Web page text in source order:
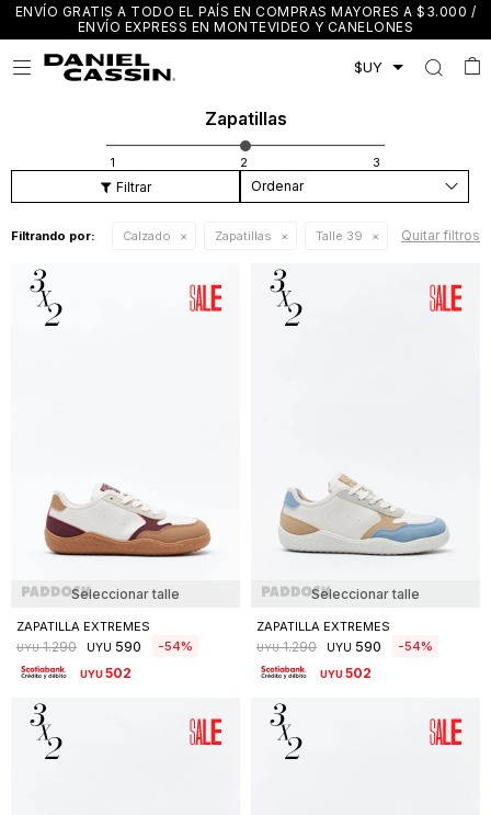
ENVÍO GRATIS A TODO EL PAÍS EN COMPRAS MAYORES A $3.000 /
ENVÍO EXPRESS EN MONTEVIDEO Y CANELONES

Zapatillas
Recomendados
Filtrando por: Calzado Zapatillas Talle 39 Quitar filtros
Seleccionar talle
ZAPATILLA EXTREMES
UYU 1.290 UYU 590 54
UYU502
Seleccionar talle
ZAPATILLA EXTREMES
UYU 1.290 UYU 590 54
UYU502